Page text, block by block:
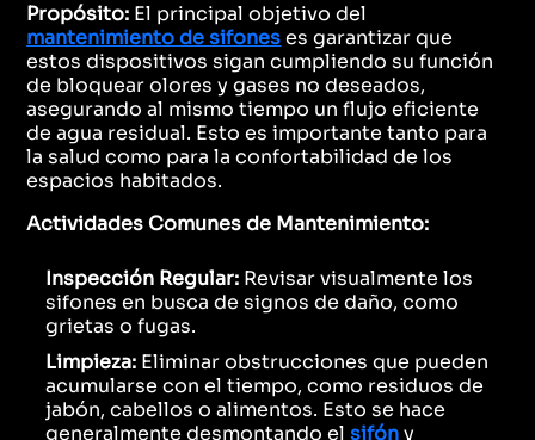
Propósito: El principal objetivo del
mantenimiento de sifoneses garantizar que
estos dispositivos sigan cumpliendo su función
de bloquear olores y gases no deseados,
asegurando al mismo tiempo un flujo eficiente
de agua residual. Esto es importante tanto para
la salud como para la confortabilidad de los
espacios habitados.
Actividades Comunes de Mantenimiento:
Inspección Regular: Revisar visualmente los
sifones en busca de signos de daño, como
grietas o fugas.
Limpieza: Eliminar obstrucciones que pueden
acumularse con el tiempo, como residuos de
jabón, cabellos o alimentos. Esto se hace
generalmente desmontando elsifóny